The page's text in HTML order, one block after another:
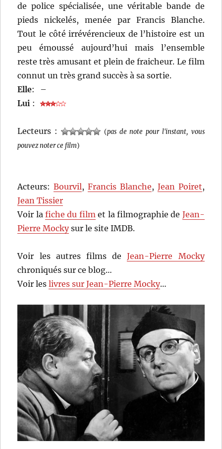
de police spécialisée, une véritable bande de
pieds nickelés, menée par Francis Blanche.
Tout le côté irrévérencieux de l’histoire est un
peu émoussé aujourd’hui mais l’ensemble
reste très amusant et plein de fraicheur. Le film
connut un très grand succès à sa sortie.
Elle:
–
Lui :
Lecteurs : (pas de note pour l'instant, vous
pouvez noter ce film)
Acteurs:Bourvil,Francis Blanche, Jean Poiret,
Jean Tissier
Voir lafiche du film et la filmographie de Jean-
Pierre Mockysur le site IMDB.
Voir les autres films deJean-Pierre Mocky
chroniqués sur ce blog…
Voir leslivres sur Jean-Pierre Mocky…